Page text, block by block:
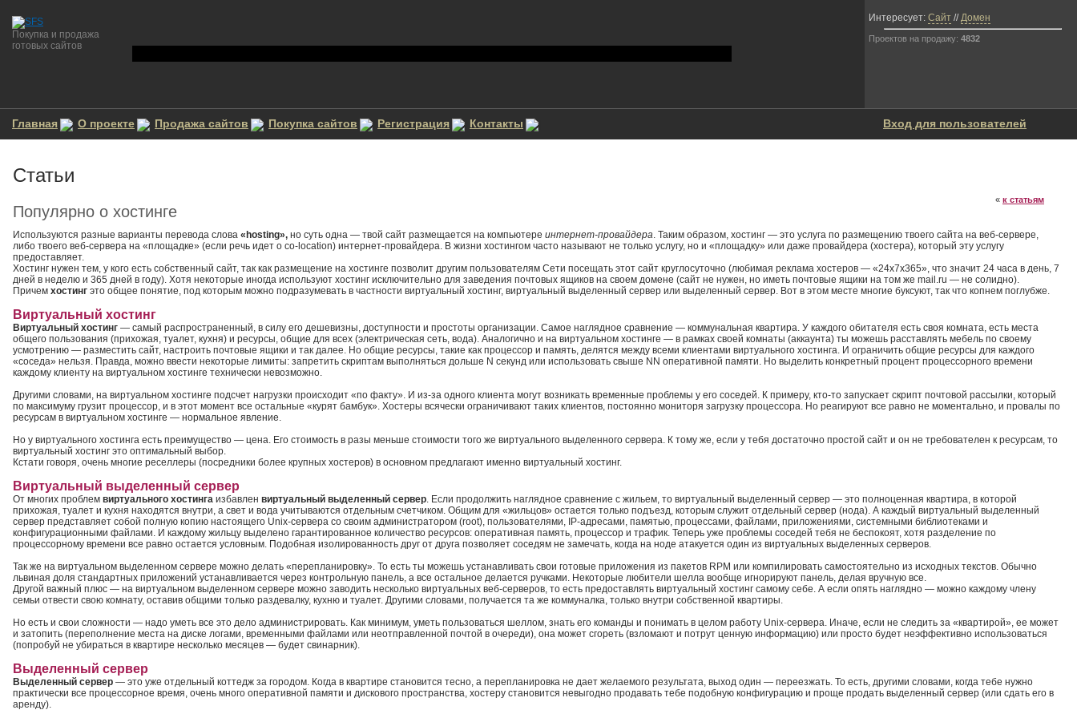
Покупка и продажа
готовых сайтов
Интересует: Сайт //Домен
Проектов на продажу: 4832
Главная О проекте Продажа сайтов Покупка сайтов Регистрация Контакты Вход для пользователей
Статьи
« к статьям
Популярно о хостинге
Используются разные варианты перевода слова «hosting», но суть одна — твой сайт размещается на компьютере интернет-провайдера. Таким образом, хостинг — это услуга по размещению твоего сайта на веб-сервере,
либо твоего веб-сервера на «площадке» (если речь идет о co-location) интернет-провайдера. В жизни хостингом часто называют не только услугу, но и «площадку» или даже провайдера (хостера), который эту услугу
предоставляет.
Хостинг нужен тем, у кого есть собственный сайт, так как размещение на хостинге позволит другим пользователям Сети посещать этот сайт круглосуточно (любимая реклама хостеров — «24x7x365», что значит 24 часа в день, 7
дней в неделю и 365 дней в году). Хотя некоторые иногда используют хостинг исключительно для заведения почтовых ящиков на своем домене (сайт не нужен, но иметь почтовые ящики на том же mail.ru — не солидно).
Причем хостинг это общее понятие, под которым можно подразумевать в частности виртуальный хостинг, виртуальный выделенный сервер или выделенный сервер. Вот в этом месте многие буксуют, так что копнем поглубже.
Виртуальный хостинг
Виртуальный хостинг — самый распространенный, в силу его дешевизны, доступности и простоты организации. Самое наглядное сравнение — коммунальная квартира. У каждого обитателя есть своя комната, есть места
общего пользования (прихожая, туалет, кухня) и ресурсы, общие для всех (электрическая сеть, вода). Аналогично и на виртуальном хостинге — в рамках своей комнаты (аккаунта) ты можешь расставлять мебель по своему
усмотрению — разместить сайт, настроить почтовые ящики и так далее. Но общие ресурсы, такие как процессор и память, делятся между всеми клиентами виртуального хостинга. И ограничить общие ресурсы для каждого
«соседа» нельзя. Правда, можно ввести некоторые лимиты: запретить скриптам выполняться дольше N секунд или использовать свыше NN оперативной памяти. Но выделить конкретный процент процессорного времени
каждому клиенту на виртуальном хостинге технически невозможно.
Другими словами, на виртуальном хостинге подсчет нагрузки происходит «по факту». И из-за одного клиента могут возникать временные проблемы у его соседей. К примеру, кто-то запускает скрипт почтовой рассылки, который
по максимуму грузит процессор, и в этот момент все остальные «курят бамбук». Хостеры всячески ограничивают таких клиентов, постоянно мониторя загрузку процессора. Но реагируют все равно не моментально, и провалы по
ресурсам в виртуальном хостинге — нормальное явление.
Но у виртуального хостинга есть преимущество — цена. Его стоимость в разы меньше стоимости того же виртуального выделенного сервера. К тому же, если у тебя достаточно простой сайт и он не требователен к ресурсам, то
виртуальный хостинг это оптимальный выбор.
Кстати говоря, очень многие реселлеры (посредники более крупных хостеров) в основном предлагают именно виртуальный хостинг.
Виртуальный выделенный сервер
От многих проблем виртуального хостинга избавлен виртуальный выделенный сервер. Если продолжить наглядное сравнение с жильем, то виртуальный выделенный сервер — это полноценная квартира, в которой
прихожая, туалет и кухня находятся внутри, а свет и вода учитываются отдельным счетчиком. Общим для «жильцов» остается только подъезд, которым служит отдельный сервер (нода). А каждый виртуальный выделенный
сервер представляет собой полную копию настоящего Unix-сервера со своим администратором (root), пользователями, IP-адресами, памятью, процессами, файлами, приложениями, системными библиотеками и
конфигурационными файлами. И каждому жильцу выделено гарантированное количество ресурсов: оперативная память, процессор и трафик. Теперь уже проблемы соседей тебя не беспокоят, хотя разделение по
процессорному времени все равно остается условным. Подобная изолированность друг от друга позволяет соседям не замечать, когда на ноде атакуется один из виртуальных выделенных серверов.
Так же на виртуальном выделенном сервере можно делать «перепланировку». То есть ты можешь устанавливать свои готовые приложения из пакетов RPM или компилировать самостоятельно из исходных текстов. Обычно
львиная доля стандартных приложений устанавливается через контрольную панель, а все остальное делается ручками. Некоторые любители шелла вообще игнорируют панель, делая вручную все.
Другой важный плюс — на виртуальном выделенном сервере можно заводить несколько виртуальных веб-серверов, то есть предоставлять виртуальный хостинг самому себе. А если опять наглядно — можно каждому члену
семьи отвести свою комнату, оставив общими только раздевалку, кухню и туалет. Другими словами, получается та же коммуналка, только внутри собственной квартиры.
Но есть и свои сложности — надо уметь все это дело администрировать. Как минимум, уметь пользоваться шеллом, знать его команды и понимать в целом работу Unix-сервера. Иначе, если не следить за «квартирой», ее может
и затопить (переполнение места на диске логами, временными файлами или неотправленной почтой в очереди), она может сгореть (взломают и потрут ценную информацию) или просто будет неэффективно использоваться
(попробуй не убираться в квартире несколько месяцев — будет свинарник).
Выделенный сервер
Выделенный сервер — это уже отдельный коттедж за городом. Когда в квартире становится тесно, а перепланировка не дает желаемого результата, выход один — переезжать. То есть, другими словами, когда тебе нужно
практически все процессорное время, очень много оперативной памяти и дискового пространства, хостеру становится невыгодно продавать тебе подобную конфигурацию и проще продать выделенный сервер (или сдать его в
аренду).